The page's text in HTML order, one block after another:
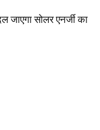
जाएगा सोलर एनर्जी का